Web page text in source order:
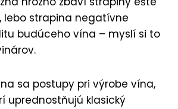
lebo strapina negatívne
budúceho vína – myslí si to
sa postupy pri výrobe vína,
uprednostňujú klasický